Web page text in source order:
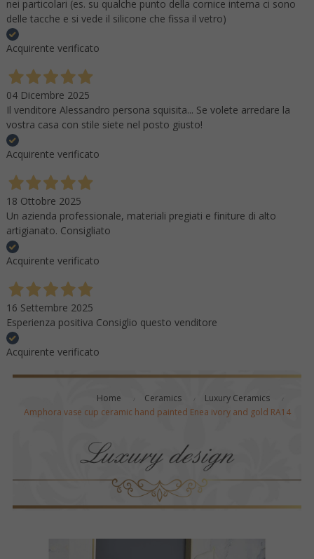
nei particolari (es. su qualche punto della cornice interna ci sono
delle tacche e si vede il silicone che fissa il vetro)
Acquirente verificato
04 Dicembre 2025
Il venditore Alessandro persona squisita... Se volete arredare la
vostra casa con stile siete nel posto giusto!
Acquirente verificato
18 Ottobre 2025
Un azienda professionale, materiali pregiati e finiture di alto
artigianato. Consigliato
Acquirente verificato
16 Settembre 2025
Esperienza positiva Consiglio questo venditore
Acquirente verificato
Home Ceramics
Luxury Ceramics
Amphora vase cup ceramic hand painted Enea ivory and gold RA14